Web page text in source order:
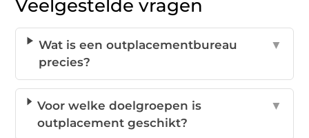
Veelgestelde vragen
Wat is een outplacementbureau
precies?
▼
Voor welke doelgroepen is
outplacement geschikt?
▼